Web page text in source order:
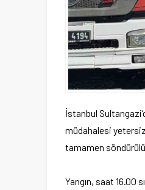
İstanbul
müdahalesi
tamamen
Yangın, saat 16.00